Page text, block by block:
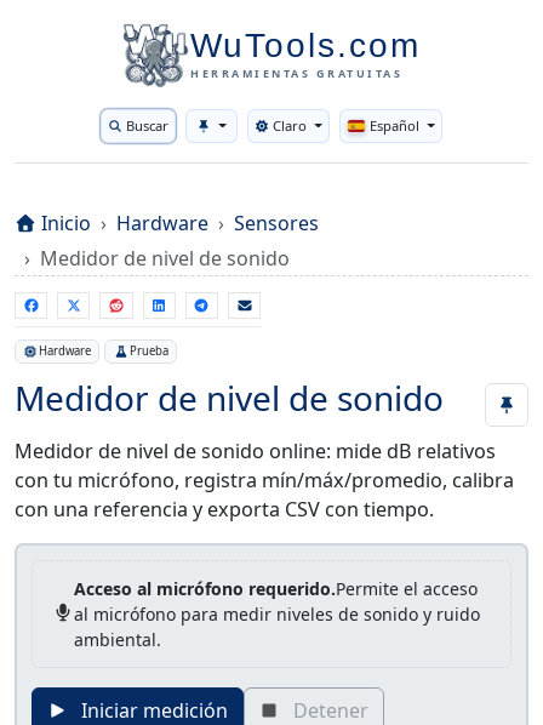
WuTools.com
HERRAMIENTAS GRATUITAS
Buscar Toggle theme
Claro Español
Inicio Hardware
Sensores
Medidor de nivel de sonido
Hardware Prueba
Medidor de nivel de sonido
Medidor de nivel de sonido online: mide dB relativos
con tu micrófono, registra mín/máx/promedio, calibra
con una referencia y exporta CSV con tiempo.
Acceso al micrófono requerido.Permite el acceso
al micrófono para medir niveles de sonido y ruido
ambiental.
Iniciar medición
Detener